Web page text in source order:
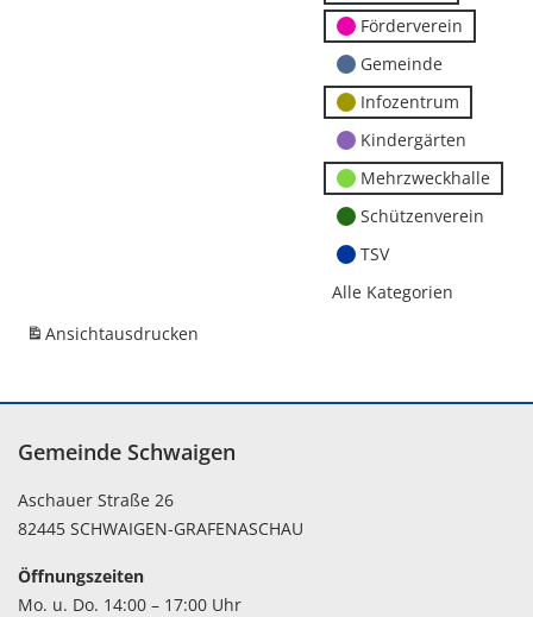
Förderverein
Gemeinde
Infozentrum
Kindergärten
Mehrzweckhalle
Schützenverein
TSV
Alle Kategorien
Ansichtausdrucken
Gemeinde Schwaigen
Aschauer Straße 26
82445 SCHWAIGEN-GRAFENASCHAU
Öffnungszeiten
Mo. u. Do. 14:00 – 17:00 Uhr